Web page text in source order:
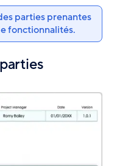
parties prenantes
fonctionnalités.